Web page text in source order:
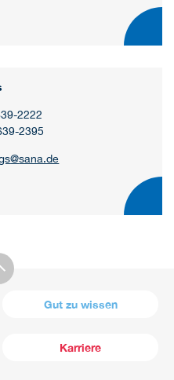
2222
2395
@sana.de
Gut zu wissen
Karriere